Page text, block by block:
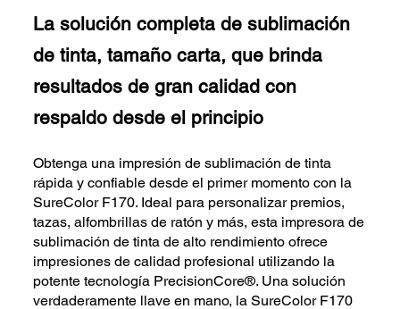
La solución completa de sublimación
de tinta, tamaño carta, que brinda
resultados de gran calidad con
respaldo desde el principio
Obtenga una impresión de sublimación de tinta
rápida y confiable desde el primer momento con la
SureColor F170. Ideal para personalizar premios,
tazas, alfombrillas de ratón y más, esta impresora de
sublimación de tinta de alto rendimiento ofrece
impresiones de calidad profesional utilizando la
potente tecnología PrecisionCore®. Una solución
verdaderamente llave en mano, la SureColor F170